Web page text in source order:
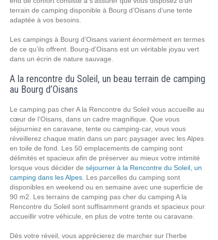
terrain de camping disponible à Bourg d’Oisans d’une tente
adaptée à vos besoins.
Les campings à Bourg d’Oisans varient énormément en termes
de ce qu’ils offrent. Bourg-d’Oisans est un véritable joyau vert
dans un écrin de nature sauvage.
A la rencontre du Soleil, un beau terrain de camping
au Bourg d’Oisans
Le camping pas cher A la Rencontre du Soleil vous accueille au
cœur de l’Oisans, dans un cadre magnifique. Que vous
séjourniez en caravane, tente ou camping-car, vous vous
réveillerez chaque matin dans un parc paysager avec les Alpes
en toile de fond. Les 50 emplacements de camping sont
délimités et spacieux afin de préserver au mieux votre intimité
lorsque vous décider de séjourner à la Rencontre du Soleil, un
camping dans les Alpes. Les parcelles du camping sont
disponibles en weekend ou en semaine avec une superficie de
90 m2. Les terrains de camping pas cher du camping A la
Rencontre du Soleil sont suffisamment grands et spacieux pour
accueillir votre véhicule, en plus de votre tente ou caravane.
Dès votre réveil, vous apprécierez de marcher sur l’herbe